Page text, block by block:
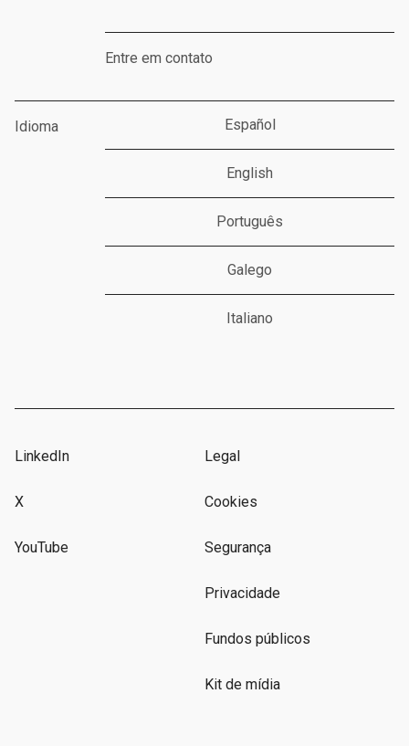
Entre em contato
Idioma Español
English
Português
Galego
Italiano
LinkedIn
X
YouTube
Legal
Cookies
Segurança
Privacidade
Fundos públicos
Kit de mídia